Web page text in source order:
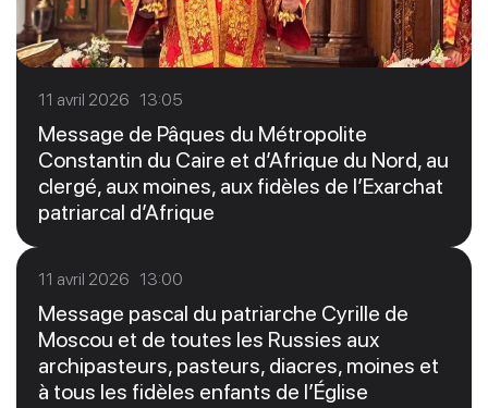
11 avril 2026 13:05
Message de Pâques du Métropolite
Constantin du Caire et d’Afrique du Nord, au
clergé, aux moines, aux fidèles de l’Exarchat
patriarcal d’Afrique
11 avril 2026 13:00
Message pascal du patriarche Cyrille de
Moscou et de toutes les Russies aux
archipasteurs, pasteurs, diacres, moines et
à tous les fidèles enfants de l’Église